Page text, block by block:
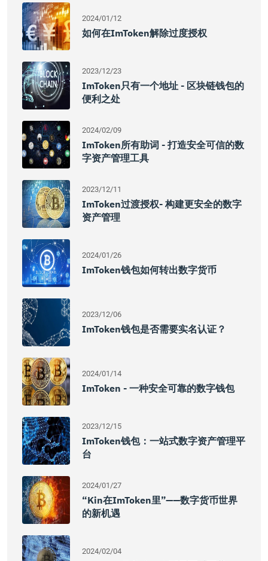
2024/01/12
如何在imToken解除过度授权
2023/12/23
ImToken只有一个地址 - 区块链钱包的
便利之处
2024/02/09
ImToken所有助词 - 打造安全可信的数
字资产管理工具
2023/12/11
ImToken过渡授权- 构建更安全的数字
资产管理
2024/01/26
ImToken钱包如何转出数字货币
2023/12/06
ImToken钱包是否需要实名认证？
2024/01/14
ImToken - 一种安全可靠的数字钱包
2023/12/15
ImToken钱包：一站式数字资产管理平
台
2024/01/27
“kin在imToken里”——数字货币世界
的新机遇
2024/02/04